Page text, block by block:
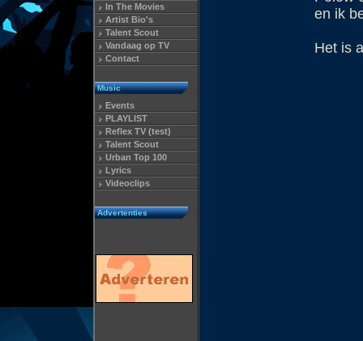
In The Movies
Artist Bio's
Talent Scout
Vandaag op TV
Contact
Music
Events
PLAYLIST
Reflex TV (test)
Talent Scout
Urban Top 100
Lyrics
Videoclips
Advertenties
en ik
Het is